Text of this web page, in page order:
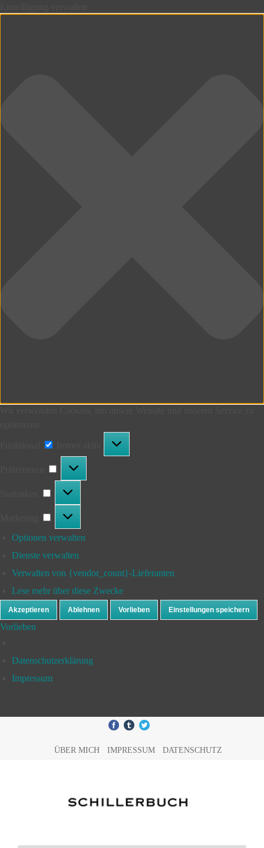
Optionen verwalten
Dienste verwalten
Verwalten von {vendor_count}-Lieferanten
Lese mehr über diese Zwecke
Akzeptieren Ablehnen Vorlieben Einstellungen speichern
Vorlieben
Datenschutzerklärung
Impressum
ÜBER MICH IMPRESSUM DATENSCHUTZ